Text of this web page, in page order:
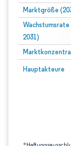
Marktgröße
Wachstumsrate
2031)
Hauptakteure
Bild © Mordor